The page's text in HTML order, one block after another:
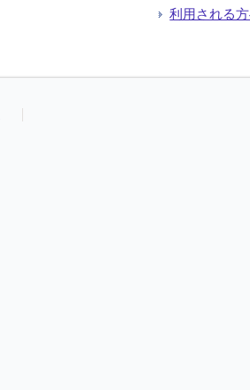
利用される